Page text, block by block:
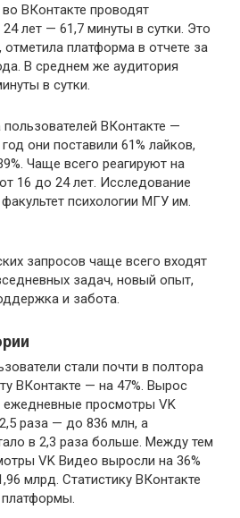
ВКонтакте проводят
лет — 61,7 минуты в сутки. Это
отметила платформа в отчете за
В среднем же аудитория
в сутки.
пользователей ВКонтакте —
они поставили 61% лайков,
Чаще всего реагируют на
16 до 24 лет. Исследование
психологии МГУ им.
запросов чаще всего входят
задач, новый опыт,
и забота.
стали почти в полтора
ВКонтакте — на 47%. Вырос
ежедневные просмотры VK
раза — до 836 млн, а
в 2,3 раза больше. Между тем
VK Видео выросли на 36%
млрд. Статистику ВКонтакте